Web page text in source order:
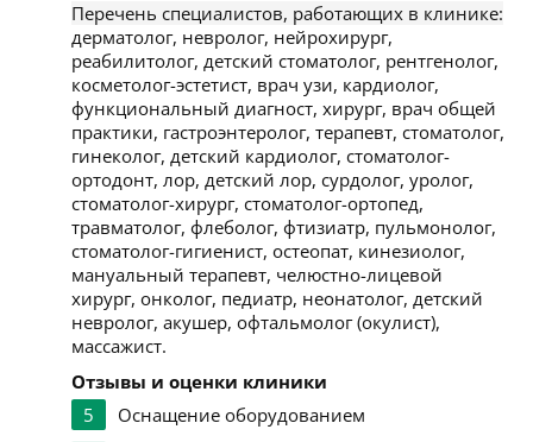
Перечень специалистов, работающих в клинике:
дерматолог, невролог, нейрохирург,
реабилитолог, детский стоматолог, рентгенолог,
косметолог-эстетист, врач узи, кардиолог,
функциональный диагност, хирург, врач общей
практики, гастроэнтеролог, терапевт, стоматолог,
гинеколог, детский кардиолог, стоматолог-
ортодонт, лор, детский лор, сурдолог, уролог,
стоматолог-хирург, стоматолог-ортопед,
травматолог, флеболог, фтизиатр, пульмонолог,
стоматолог-гигиенист, остеопат, кинезиолог,
мануальный терапевт, челюстно-лицевой
хирург, онколог, педиатр, неонатолог, детский
невролог, акушер, офтальмолог (окулист),
массажист.
Отзывы и оценки клиники
5
Оснащение оборудованием